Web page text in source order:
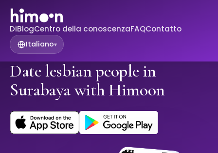
DiBlogCentro della conoscenzaFAQContatto
Italiano▾
Date lesbian people in
Surabaya with Himoon